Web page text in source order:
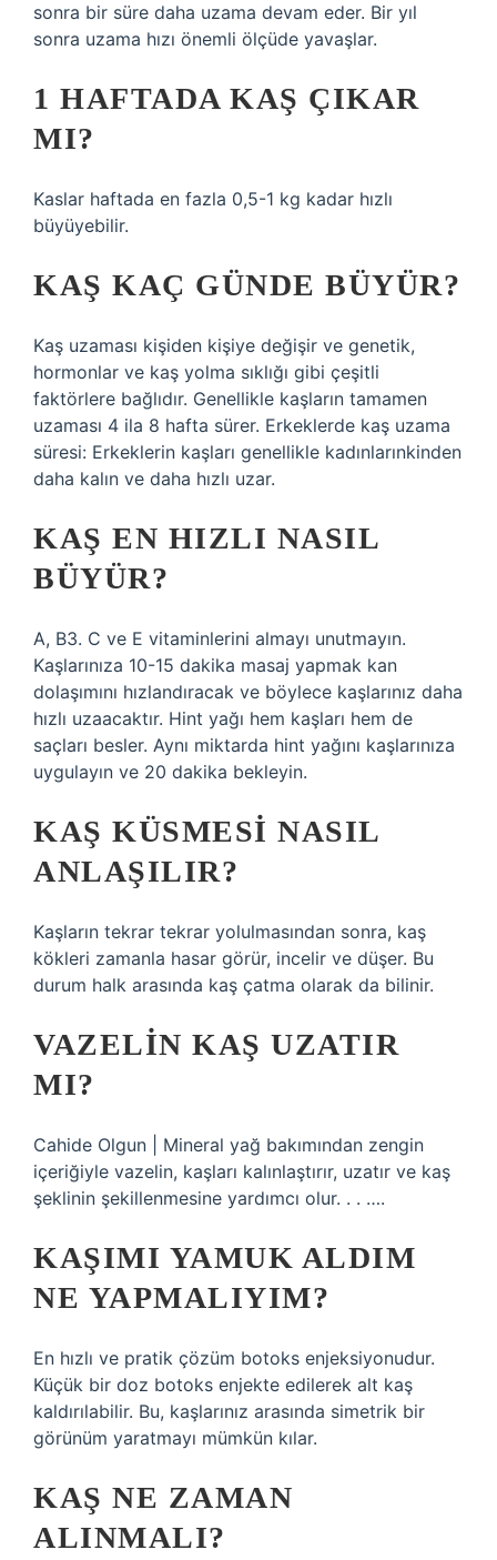
sonra bir süre daha uzama devam eder. Bir yıl
sonra uzama hızı önemli ölçüde yavaşlar.
1 HAFTADA KAŞ ÇIKAR
MI?
Kaslar haftada en fazla 0,5-1 kg kadar hızlı
büyüyebilir.
KAŞ KAÇ GÜNDE BÜYÜR?
Kaş uzaması kişiden kişiye değişir ve genetik,
hormonlar ve kaş yolma sıklığı gibi çeşitli
faktörlere bağlıdır. Genellikle kaşların tamamen
uzaması 4 ila 8 hafta sürer. Erkeklerde kaş uzama
süresi: Erkeklerin kaşları genellikle kadınlarınkinden
daha kalın ve daha hızlı uzar.
KAŞ EN HIZLI NASIL
BÜYÜR?
A, B3. C ve E vitaminlerini almayı unutmayın.
Kaşlarınıza 10-15 dakika masaj yapmak kan
dolaşımını hızlandıracak ve böylece kaşlarınız daha
hızlı uzaacaktır. Hint yağı hem kaşları hem de
saçları besler. Aynı miktarda hint yağını kaşlarınıza
uygulayın ve 20 dakika bekleyin.
KAŞ KÜSMESI NASIL
ANLAŞILIR?
Kaşların tekrar tekrar yolulmasından sonra, kaş
kökleri zamanla hasar görür, incelir ve düşer. Bu
durum halk arasında kaş çatma olarak da bilinir.
VAZELIN KAŞ UZATIR
MI?
Cahide Olgun | Mineral yağ bakımından zengin
içeriğiyle vazelin, kaşları kalınlaştırır, uzatır ve kaş
şeklinin şekillenmesine yardımcı olur. . . ….
KAŞIMI YAMUK ALDIM
NE YAPMALIYIM?
En hızlı ve pratik çözüm botoks enjeksiyonudur.
Küçük bir doz botoks enjekte edilerek alt kaş
kaldırılabilir. Bu, kaşlarınız arasında simetrik bir
görünüm yaratmayı mümkün kılar.
KAŞ NE ZAMAN
ALINMALI?